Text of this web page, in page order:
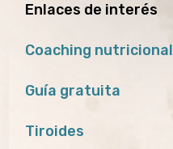
Enlaces de interés
Coaching nutricional
Guía gratuita
Tiroides